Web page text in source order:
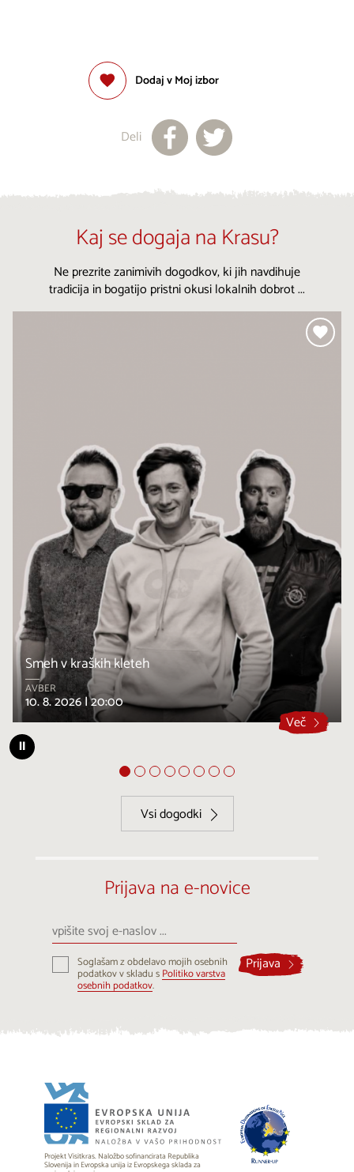
Dodaj v Moj izbor
Deli
Kaj se dogaja na Krasu?
Ne prezrite zanimivih dogodkov, ki jih navdihuje
tradicija in bogatijo pristni okusi lokalnih dobrot ...
Smeh v kraških kleteh
AVBER
10. 8. 2026 |20:00
Več
⏸
Vsi dogodki
Prijava na e-novice
vpišite
svoj
e-
naslovSoglašam z obdelavo mojih osebnih
podatkov v skladu sPolitiko varstva
osebnih podatkov.
Prijava
Projekt Visitkras. Naložbo sofinancirata Republika
Slovenija in Evropska unija iz Evropskega sklada za